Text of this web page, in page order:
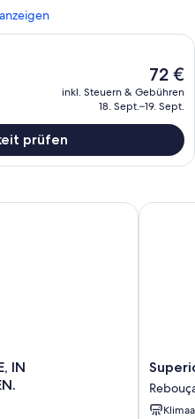
Der
aktuelle
Preis
72 €
inkl. Steuern & Gebühren
18. Sept.–19. Sept.
prüfen
IN
CONDOMIMIO
Superior
Prime
Double
¼